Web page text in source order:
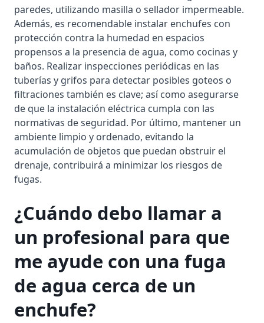
paredes, utilizando masilla o sellador impermeable.
Además, es recomendable instalar enchufes con
protección contra la humedad en espacios
propensos a la presencia de agua, como cocinas y
baños. Realizar inspecciones periódicas en las
tuberías y grifos para detectar posibles goteos o
filtraciones también es clave; así como asegurarse
de que la instalación eléctrica cumpla con las
normativas de seguridad. Por último, mantener un
ambiente limpio y ordenado, evitando la
acumulación de objetos que puedan obstruir el
drenaje, contribuirá a minimizar los riesgos de
fugas.
¿Cuándo debo llamar a
un profesional para que
me ayude con una fuga
de agua cerca de un
enchufe?